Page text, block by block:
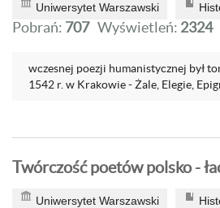
Uniwersytet Warszawski
Pobrań: 707 Wyświetleń: 2324
wczesnej poezji humanistycznej był
1542 r. w Krakowie - Żale, Elegie,
Twórczość poetów polsko -
Uniwersytet Warszawski